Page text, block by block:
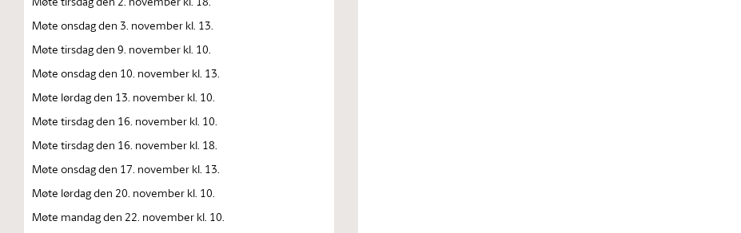
Møte onsdag den 3. november kl. 13.
Møte tirsdag den 9. november kl. 10.
Møte onsdag den 10. november kl. 13.
Møte lørdag den 13. november kl. 10.
Møte tirsdag den 16. november kl. 10.
Møte tirsdag den 16. november kl. 18.
Møte onsdag den 17. november kl. 13.
Møte lørdag den 20. november kl. 10.
Møte mandag den 22. november kl. 10.